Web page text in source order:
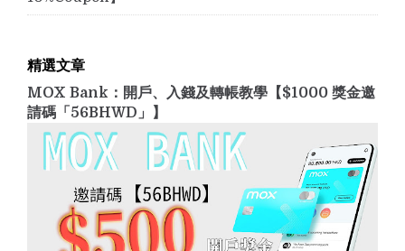
精選文章
MOX Bank：開戶、入錢及轉帳教學【$1000 獎金邀
請碼「56BHWD」】